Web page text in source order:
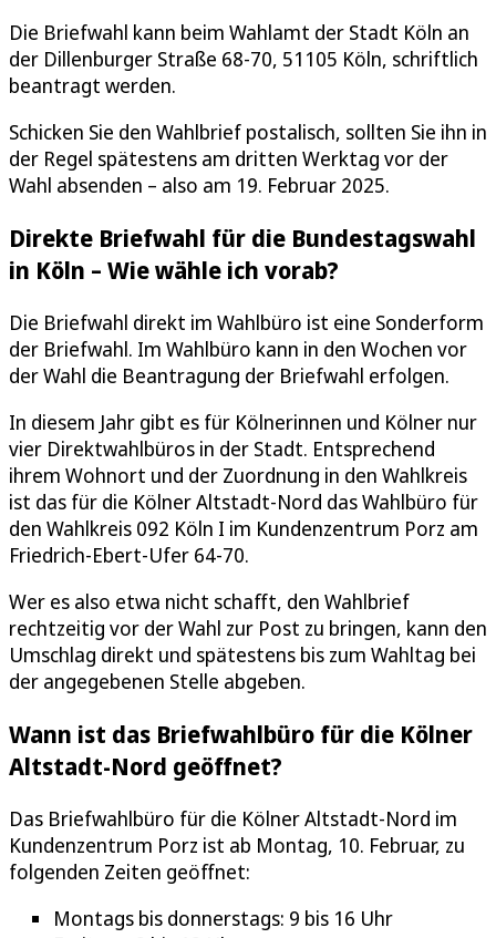
Die Briefwahl kann beim Wahlamt der Stadt Köln an
der Dillenburger Straße 68-70, 51105 Köln, schriftlich
beantragt werden.
Schicken Sie den Wahlbrief postalisch, sollten Sie ihn in
der Regel spätestens am dritten Werktag vor der
Wahl absenden – also am 19. Februar 2025.
Direkte Briefwahl für die Bundestagswahl
in Köln – Wie wähle ich vorab?
Die Briefwahl direkt im Wahlbüro ist eine Sonderform
der Briefwahl. Im Wahlbüro kann in den Wochen vor
der Wahl die Beantragung der Briefwahl erfolgen.
In diesem Jahr gibt es für Kölnerinnen und Kölner nur
vier Direktwahlbüros in der Stadt. Entsprechend
ihrem Wohnort und der Zuordnung in den Wahlkreis
ist das für die Kölner Altstadt-Nord das Wahlbüro für
den Wahlkreis 092 Köln I im Kundenzentrum Porz am
Friedrich-Ebert-Ufer 64-70.
Wer es also etwa nicht schafft, den Wahlbrief
rechtzeitig vor der Wahl zur Post zu bringen, kann den
Umschlag direkt und spätestens bis zum Wahltag bei
der angegebenen Stelle abgeben.
Wann ist das Briefwahlbüro für die Kölner
Altstadt-Nord geöffnet?
Das Briefwahlbüro für die Kölner Altstadt-Nord im
Kundenzentrum Porz ist ab Montag, 10. Februar, zu
folgenden Zeiten geöffnet:
Montags bis donnerstags: 9 bis 16 Uhr